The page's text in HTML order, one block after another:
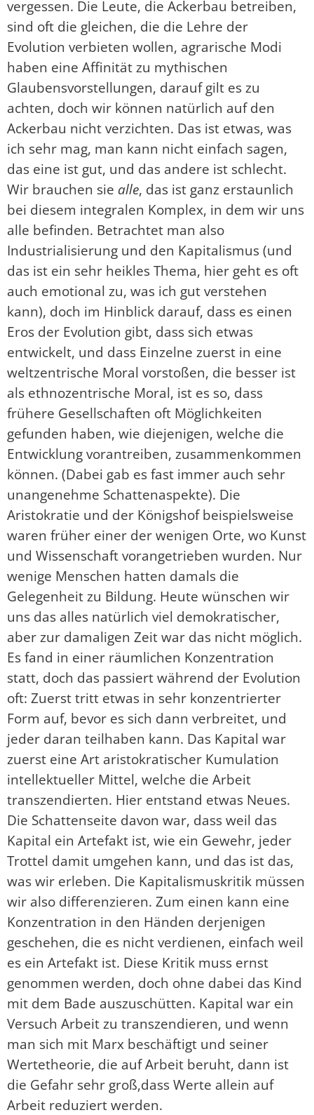
vergessen. Die Leute, die Ackerbau betreiben,
sind oft die gleichen, die die Lehre der
Evolution verbieten wollen, agrarische Modi
haben eine Affinität zu mythischen
Glaubensvorstellungen, darauf gilt es zu
achten, doch wir können natürlich auf den
Ackerbau nicht verzichten. Das ist etwas, was
ich sehr mag, man kann nicht einfach sagen,
das eine ist gut, und das andere ist schlecht.
Wir brauchen sie alle, das ist ganz erstaunlich
bei diesem integralen Komplex, in dem wir uns
alle befinden. Betrachtet man also
Industrialisierung und den Kapitalismus (und
das ist ein sehr heikles Thema, hier geht es oft
auch emotional zu, was ich gut verstehen
kann), doch im Hinblick darauf, dass es einen
Eros der Evolution gibt, dass sich etwas
entwickelt, und dass Einzelne zuerst in eine
weltzentrische Moral vorstoßen, die besser ist
als ethnozentrische Moral, ist es so, dass
frühere Gesellschaften oft Möglichkeiten
gefunden haben, wie diejenigen, welche die
Entwicklung vorantreiben, zusammenkommen
können. (Dabei gab es fast immer auch sehr
unangenehme Schattenaspekte). Die
Aristokratie und der Königshof beispielsweise
waren früher einer der wenigen Orte, wo Kunst
und Wissenschaft vorangetrieben wurden. Nur
wenige Menschen hatten damals die
Gelegenheit zu Bildung. Heute wünschen wir
uns das alles natürlich viel demokratischer,
aber zur damaligen Zeit war das nicht möglich.
Es fand in einer räumlichen Konzentration
statt, doch das passiert während der Evolution
oft: Zuerst tritt etwas in sehr konzentrierter
Form auf, bevor es sich dann verbreitet, und
jeder daran teilhaben kann. Das Kapital war
zuerst eine Art aristokratischer Kumulation
intellektueller Mittel, welche die Arbeit
transzendierten. Hier entstand etwas Neues.
Die Schattenseite davon war, dass weil das
Kapital ein Artefakt ist, wie ein Gewehr, jeder
Trottel damit umgehen kann, und das ist das,
was wir erleben. Die Kapitalismuskritik müssen
wir also differenzieren. Zum einen kann eine
Konzentration in den Händen derjenigen
geschehen, die es nicht verdienen, einfach weil
es ein Artefakt ist. Diese Kritik muss ernst
genommen werden, doch ohne dabei das Kind
mit dem Bade auszuschütten. Kapital war ein
Versuch Arbeit zu transzendieren, und wenn
man sich mit Marx beschäftigt und seiner
Wertetheorie, die auf Arbeit beruht, dann ist
die Gefahr sehr groß,dass Werte allein auf
Arbeit reduziert werden.